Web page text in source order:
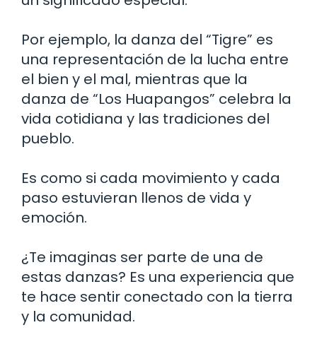
Por ejemplo, la danza del “Tigre” es
una representación de la lucha entre
el bien y el mal, mientras que la
danza de “Los Huapangos” celebra la
vida cotidiana y las tradiciones del
pueblo.
Es como si cada movimiento y cada
paso estuvieran llenos de vida y
emoción.
¿Te imaginas ser parte de una de
estas danzas? Es una experiencia que
te hace sentir conectado con la tierra
y la comunidad.